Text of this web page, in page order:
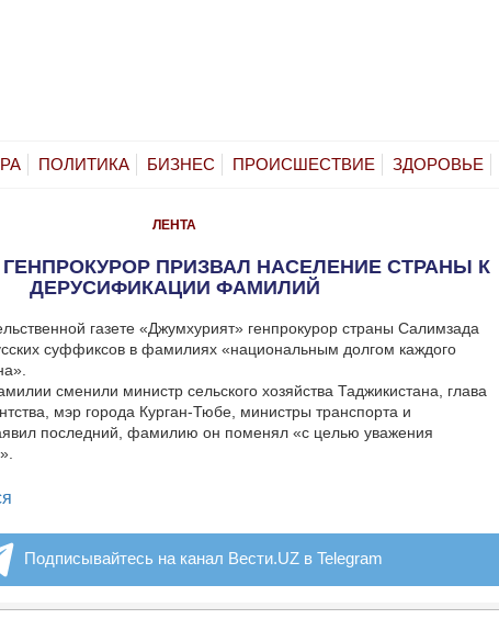
ПОЛИТИКА БИЗНЕС ПРОИСШЕСТВИЕ ЗДОРОВЬЕ
ЛЕНТА
ПРИЗВАЛ НАСЕЛЕНИЕ СТРАНЫ К
ДЕРУСИФИКАЦИИ ФАМИЛИЙ
газете «Джумхурият» генпрокурор страны Салимзада
суффиксов в фамилиях «национальным долгом каждого
сменили министр сельского хозяйства Таджикистана, глава
мэр города Курган-Тюбе, министры транспорта и
последний, фамилию он поменял «с целью уважения
Подписывайтесь на канал Вести.UZ в Telegram